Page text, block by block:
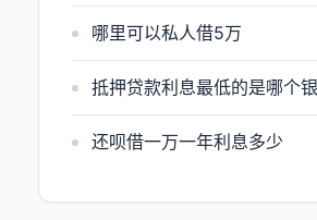
哪里可以私人借5万
抵押贷款利息最低的是哪个
还呗借一万一年利息多少